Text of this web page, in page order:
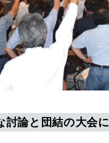
討論と団結の大会に